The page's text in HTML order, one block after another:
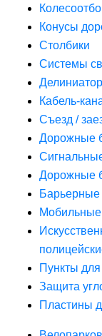
Конусы
Столбики
Системы
Кабель-
Съезд /
Дорожные
Дорожные
Барьерные
Мобильные
Пункты
Защита
Пластины